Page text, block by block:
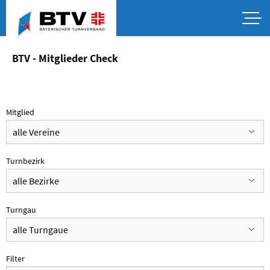
BTV - Mitglieder Check
Mitglied
Turnbezirk
Turngau
Filter